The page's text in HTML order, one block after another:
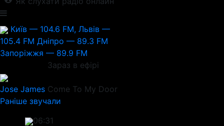
Київ — 104.6 FM, Львів —
105.4 FM Дніпро — 89.3 FM
Запоріжжя — 89.9 FM
Зараз в ефірі
Jose James Come To My Door
Раніше звучали
06:31